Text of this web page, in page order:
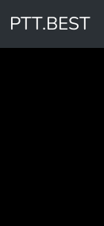
PTT.BEST